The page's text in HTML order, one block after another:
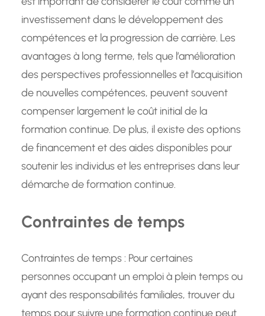
investissement dans le développement des
compétences et la progression de carrière. Les
avantages à long terme, tels que l’amélioration
des perspectives professionnelles et l’acquisition
de nouvelles compétences, peuvent souvent
compenser largement le coût initial de la
formation continue. De plus, il existe des options
de financement et des aides disponibles pour
soutenir les individus et les entreprises dans leur
démarche de formation continue.
Contraintes de temps
Contraintes de temps : Pour certaines
personnes occupant un emploi à plein temps ou
ayant des responsabilités familiales, trouver du
temps pour suivre une formation continue peut